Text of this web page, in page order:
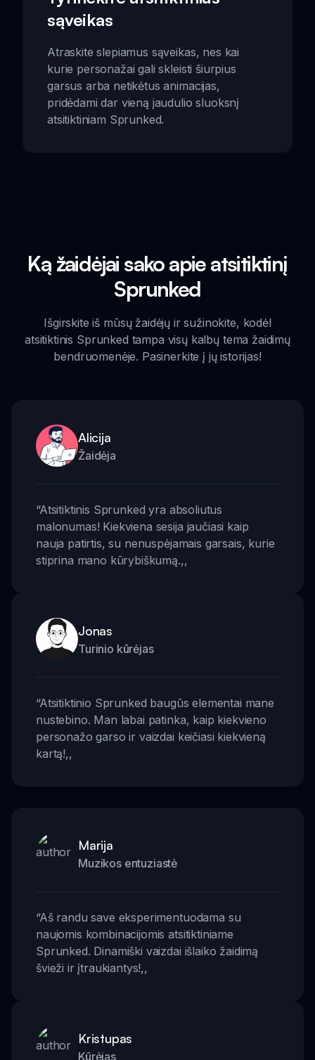
sąveikas
Atraskite slepiamus sąveikas, nes kai
kurie personažai gali skleisti šiurpius
garsus arba netikėtus animacijas,
pridėdami dar vieną jaudulio sluoksnį
atsitiktiniam Sprunked.
Ką žaidėjai sako apie atsitiktinį
Sprunked
Išgirskite iš mūsų žaidėjų ir sužinokite, kodėl
atsitiktinis Sprunked tampa visų kalbų tema žaidimų
bendruomenėje. Pasinerkite į jų istorijas!
Alicija
Žaidėja
“Atsitiktinis Sprunked yra absoliutus
malonumas! Kiekviena sesija jaučiasi kaip
nauja patirtis, su nenuspėjamais garsais, kurie
stiprina mano kūrybiškumą.,,
Jonas
Turinio kūrėjas
“Atsitiktinio Sprunked baugūs elementai mane
nustebino. Man labai patinka, kaip kiekvieno
personažo garso ir vaizdai keičiasi kiekvieną
kartą!,,
Marija
Muzikos entuziastė
“Aš randu save eksperimentuodama su
naujomis kombinacijomis atsitiktiniame
Sprunked. Dinamiški vaizdai išlaiko žaidimą
švieži ir įtraukiantys!,,
Kristupas
Kūrėjas